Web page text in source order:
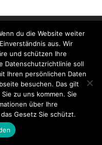
Powered byWordPress.
du die Website weiter
aus. Wir
und schützen Ihre
Datenschutzrichtlinie soll
Ihren persönlichen Daten
besuchen. Das gilt
zu uns kommen. Sie
über Ihre
Gesetz Sie schützt.